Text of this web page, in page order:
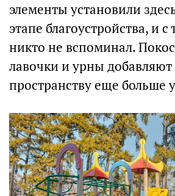
элементы установили
этапе благоустройства, и
никто не вспоминал.
лавочки и урны добавляют
пространству еще больше